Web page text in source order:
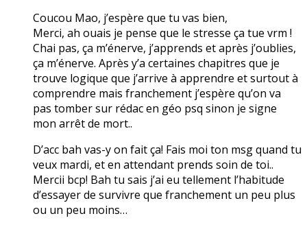
Coucou Mao, j’espère que tu vas bien,
Merci, ah ouais je pense que le stresse ça tue vrm !
Chai pas, ça m’énerve, j’apprends et après j’oublies,
ça m’énerve. Après y’a certaines chapitres que je
trouve logique que j’arrive à apprendre et surtout à
comprendre mais franchement j’espère qu’on va
pas tomber sur rédac en géo psq sinon je signe
mon arrêt de mort..
D’acc bah vas-y on fait ça! Fais moi ton msg quand tu
veux mardi, et en attendant prends soin de toi..
Mercii bcp! Bah tu sais j’ai eu tellement l’habitude
d’essayer de survivre que franchement un peu plus
ou un peu moins…